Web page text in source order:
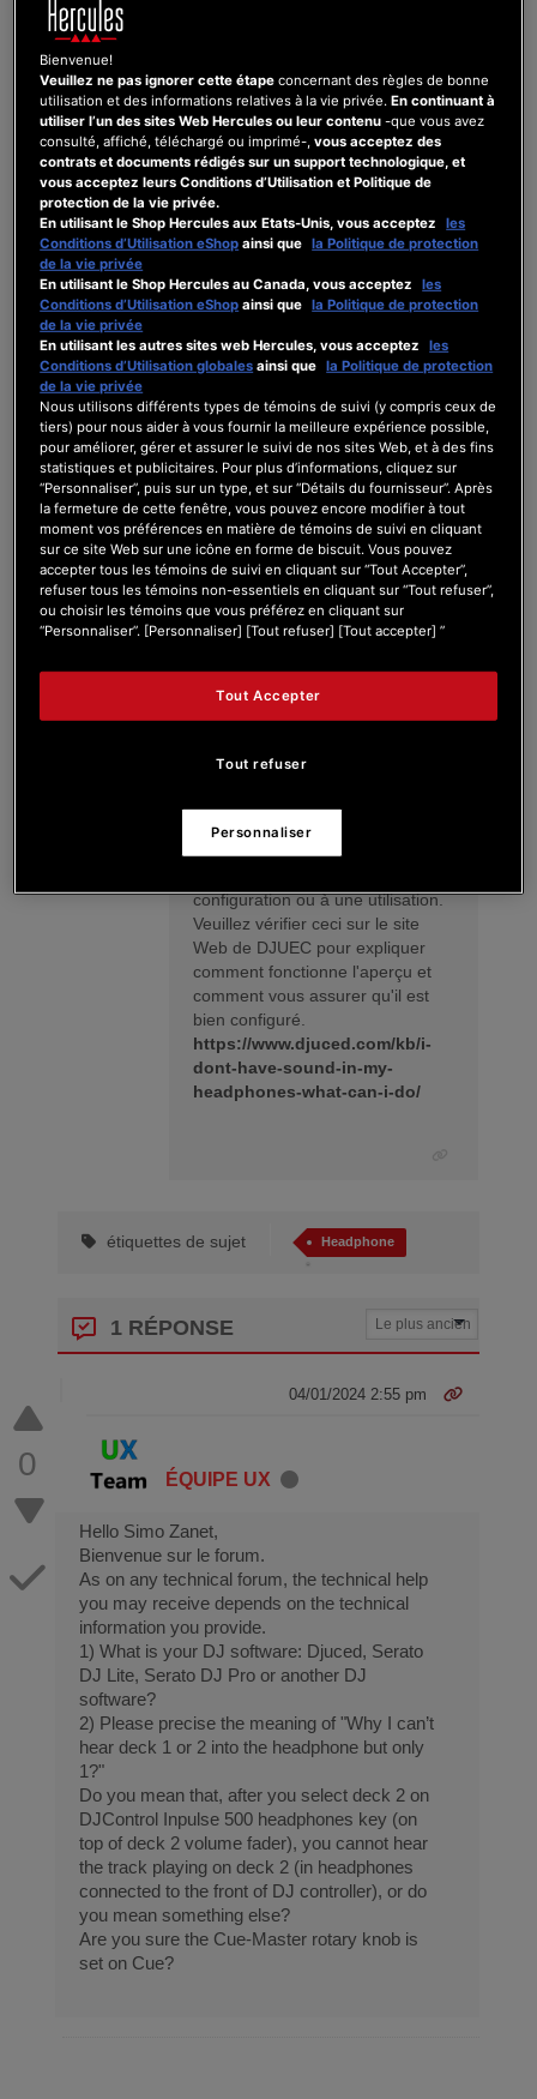
Casque - les deux canaux
DJCONTROL INPULSE 500
Dernier commentaire
2
Posts Utilisateurs
Les
réactions
Vues
22/12/2023 11:05 pm
SITUATION ZANET
Pourquoi je n'entends pas la platine
1 ou 2 dans le casque mais
seulement 1 ?
Salut.
Cela peut être dû à de nombreux
configuration ou à une utilisation.
Veuillez vérifier ceci sur le site
Web de DJUEC pour expliquer
comment fonctionne l'aperçu et
comment vous assurer qu'il est
bien configuré.
https://www.djuced.com/kb/i-
dont-have-sound-in-my-
headphones-what-can-i-do/
étiquettes de sujet Headphone
1 RÉPONSE
0
04/01/2024 2:55 pm
ÉQUIPE UX
Hello Simo Zanet,
Bienvenue sur le forum.
As on any technical forum, the technical help
you may receive depends on the technical
information you provide.
1) What is your DJ software: Djuced, Serato
DJ Lite, Serato DJ Pro or another DJ
software?
2) Please precise the meaning of "Why I can’t
hear deck 1 or 2 into the headphone but only
1?"
Do you mean that, after you select deck 2 on
DJControl Inpulse 500 headphones key (on
top of deck 2 volume fader), you cannot hear
the track playing on deck 2 (in headphones
connected to the front of DJ controller), or do
you mean something else?
Are you sure the Cue-Master rotary knob is
set on Cue?
Bienvenue!
Veuillez ne pas ignorer cette étape concernant des règles de bonne
utilisation et des informations relatives à la vie privée.En continuant à
utiliser l’un des sites Web Hercules ou leur contenu-que vous avez
consulté, affiché, téléchargé ou imprimé-,vous acceptez des
contrats et documents rédigés sur un support technologique, et
vous acceptez leurs Conditions d’Utilisation et Politique de
protection de la vie privée.
En utilisant le Shop Hercules aux Etats-Unis, vous acceptez
les
Conditions d’Utilisation eShop ainsi que la Politique de protection
de la vie privée
En utilisant le Shop Hercules au Canada, vous acceptez
les
Conditions d’Utilisation eShop ainsi que la Politique de protection
de la vie privée
En utilisant les autres sites web Hercules, vous acceptez
les
Conditions d’Utilisation globales ainsi que la Politique de protection
de la vie privée
Nous utilisons différents types de témoins de suivi (y compris ceux de
tiers) pour nous aider à vous fournir la meilleure expérience possible,
pour améliorer, gérer et assurer le suivi de nos sites Web, et à des fins
statistiques et publicitaires. Pour plus d’informations, cliquez sur
“Personnaliser”, puis sur un type, et sur “Détails du fournisseur”. Après
la fermeture de cette fenêtre, vous pouvez encore modifier à tout
moment vos préférences en matière de témoins de suivi en cliquant
sur ce site Web sur une icône en forme de biscuit. Vous pouvez
accepter tous les témoins de suivi en cliquant sur “Tout Accepter”,
refuser tous les témoins non-essentiels en cliquant sur “Tout refuser”,
ou choisir les témoins que vous préférez en cliquant sur
“Personnaliser”. [Personnaliser] [Tout refuser] [Tout accepter] ”
Tout refuser
Tout Accepter
Personnaliser